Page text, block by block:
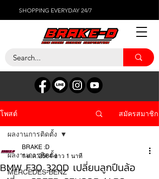
SHOPPING EVERYDAY 24/7
โพสต์ สมัครสมาชิก
ผลงานการติดตั้ง
MERCEDES-BENZ
ผลงานการติดตั้ง
BMW F30 320D เปลี่ยนลูกปืนล้อ
BRAKE :D
1 ต.ค. 2564 ยาว 1 นาที